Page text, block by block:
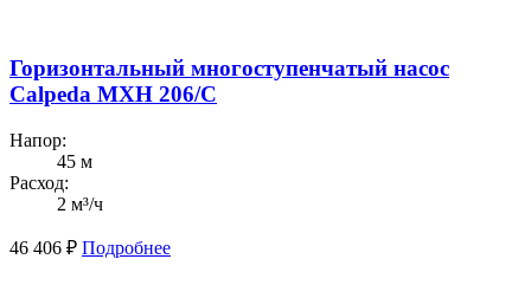
Горизонтальный многоступенчатый насос
Calpeda MXH 206/C
Напор:
45 м
Расход:
2 м³/ч
46 406 ₽ Подробнее